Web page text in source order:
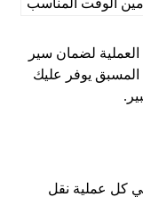
الوقت المناسب
لضمان سير
المسبق يوفر عليك
كل عملية نقل